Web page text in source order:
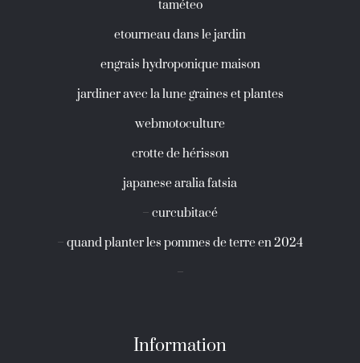
taméteo
etourneau dans le jardin
engrais hydroponique maison
jardiner avec la lune graines et plantes
webmotoculture
crotte de hérisson
japanese aralia fatsia
– curcubitacé
– quand planter les pommes de terre en 2024
–
Information